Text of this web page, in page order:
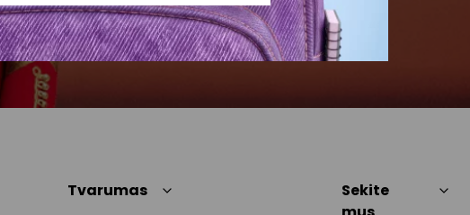
Tvarumas
Sekite